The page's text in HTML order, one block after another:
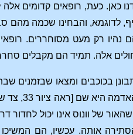
כאן. כעת, רופאים קדומים
לדוגמא, והבחינו שכמה מהם
נהיו רק מעט מסוחררים.
אלה. תמיד הם מקבלים
בכוכבים ומצאו שבזמנים
נחסמת
שהאור של וונוס אינו יכול
אותה. עכשיו, הם המשיכו